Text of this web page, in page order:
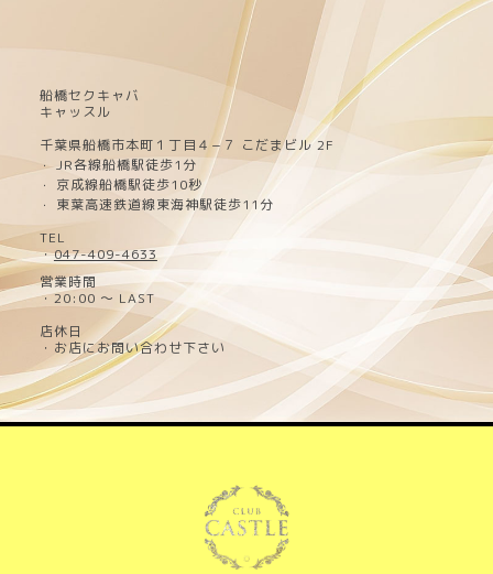
船橋セクキャバ
キャッスル
千葉県船橋市本町１丁目４−７ こだまビル 2F
・JR各線船橋駅徒歩1分
・ 京成線船橋駅徒歩10秒
・
東葉高速鉄道線東海神駅徒歩11分
TEL
・047-409-4633
営業時間
・20:00 ～ LAST
店休日
・お店にお問い合わせ下さい